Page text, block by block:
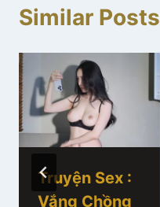
Similar Posts
Truyện Sex :
Vắng Chồng